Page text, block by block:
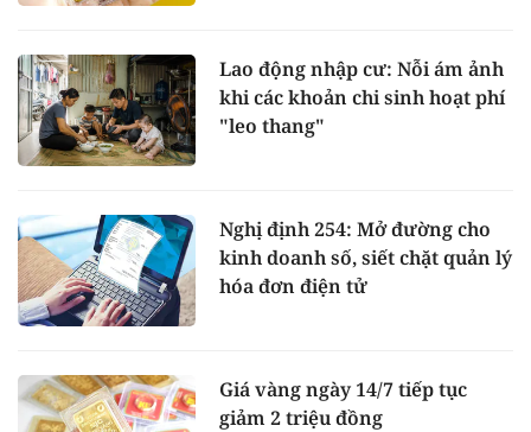
Lao động nhập cư: Nỗi ám ảnh
khi các khoản chi sinh hoạt phí
"leo thang"
Nghị định 254: Mở đường cho
kinh doanh số, siết chặt quản lý
hóa đơn điện tử
Giá vàng ngày 14/7 tiếp tục
giảm 2 triệu đồng